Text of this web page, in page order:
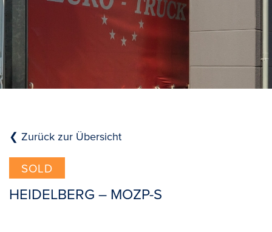
❮ Zurück zur Übersicht
SOLD
HEIDELBERG – MOZP-S